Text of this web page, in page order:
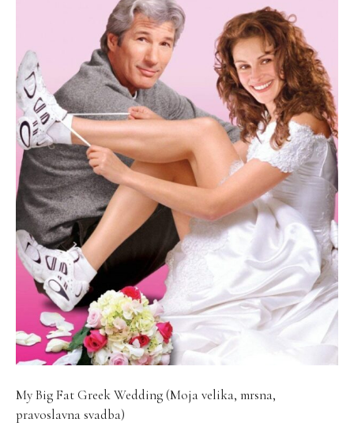
My Big Fat Greek Wedding (Moja velika, mrsna,
pravoslavna svadba)